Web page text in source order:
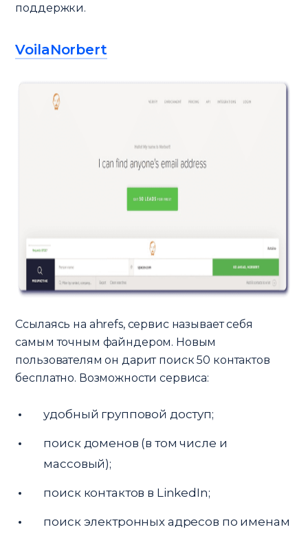
поддержки.
VoilaNorbert
Ссылаясь на ahrefs, сервис называет себя
самым точным файндером. Новым
пользователям он дарит поиск 50 контактов
бесплатно. Возможности сервиса:
удобный групповой доступ;
поиск доменов (в том числе и
массовый);
поиск контактов в LinkedIn;
поиск электронных адресов по именам